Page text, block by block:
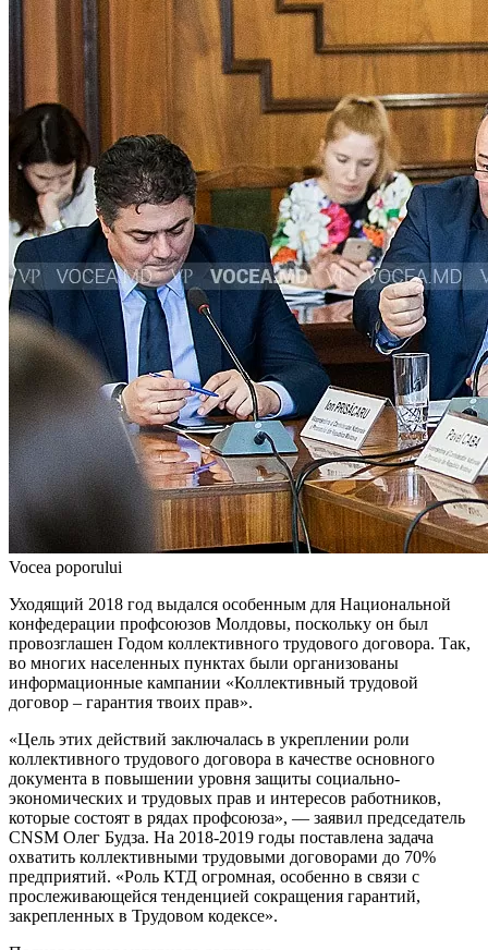
Vocea poporului
Уходящий 2018 год выдался особенным для Национальной
конфедерации профсоюзов Молдовы, поскольку он был
провозглашен Годом коллективного трудового договора. Так,
во многих населенных пунктах были организованы
информационные кампании «Коллективный трудовой
договор – гарантия твоих прав».
«Цель этих действий заключалась в укреплении роли
коллективного трудового договора в качестве основного
документа в повышении уровня защиты социально-
экономических и трудовых прав и интересов работников,
которые состоят в рядах профсоюза», — заявил председатель
CNSM Олег Будза. На 2018-2019 годы поставлена задача
охватить коллективными трудовыми договорами до 70%
предприятий. «Роль КТД огромная, особенно в связи с
прослеживающейся тенденцией сокращения гарантий,
закрепленных в Трудовом кодексе».